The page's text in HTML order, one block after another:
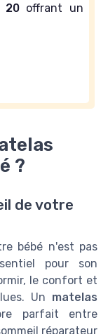
20offrant un
?
de votre
bébé n'est pas
pour son
le confort et
Un matelas
parfait entre
réparateur